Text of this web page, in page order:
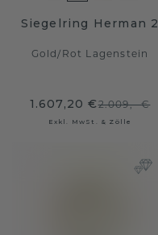
Siegelring Herman 2
Gold/ Rot Lagenstein
1.607,20 €2.009,- €
Exkl. MwSt. & Zölle